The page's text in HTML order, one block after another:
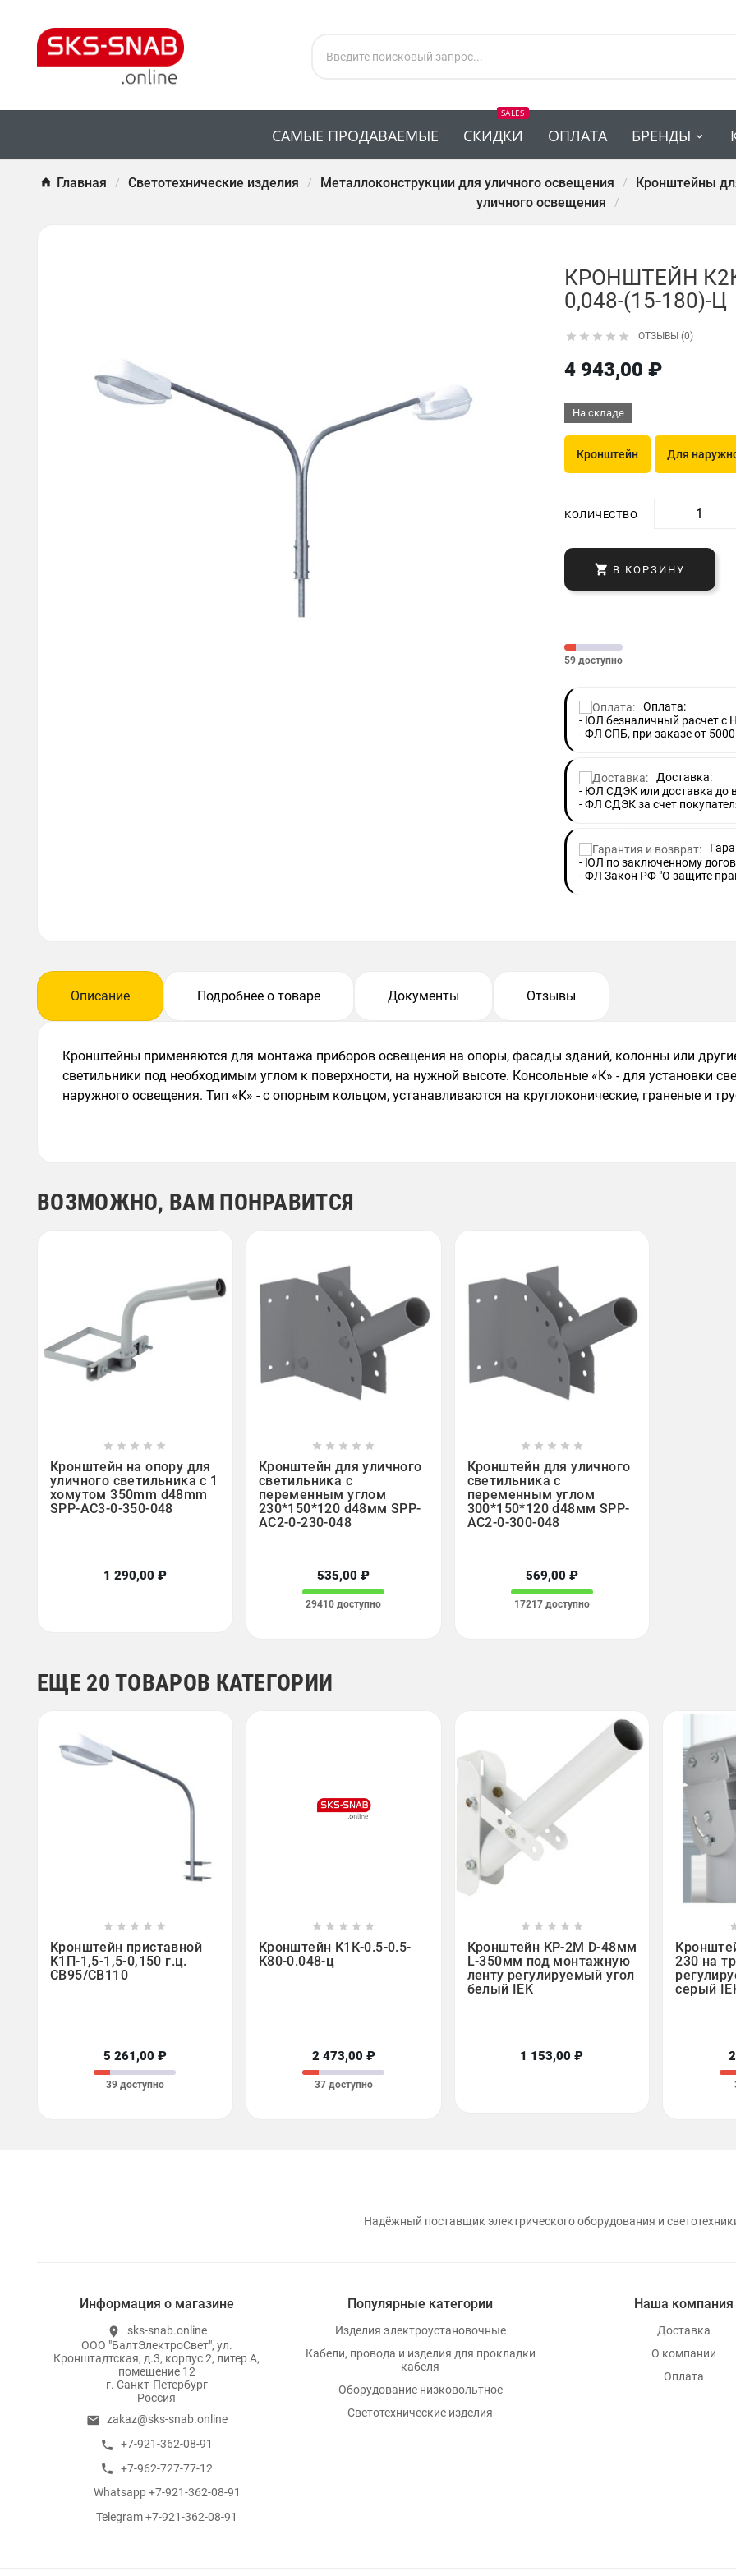
САМЫЕ ПРОДАВАЕМЫЕ СКИДКИ
SALES
ОПЛАТА БРЕНДЫ
Главная Светотехнические изделия Металлоконструкции для уличного освещения Кронштейны
уличного освещения
КРОНШТЕЙН
0,048-(15-180)-Ц
     ОТЗЫВЫ (0)
4 943,00 ₽
На складе
Кронштейн Для
КОЛИЧЕСТВО
 В КОРЗИНУ
59 доступно
Оплата:
- ЮЛ безналичный расчет с
- ФЛ СПБ, при заказе от
Доставка:
- ЮЛ СДЭК или доставка до
- ФЛ СДЭК за счет
- ЮЛ по заключенному
- ФЛ Закон РФ "О защите
Описание Подробнее о товаре Документы Отзывы
Кронштейны применяются для монтажа приборов освещения на опоры, фасады зданий, колонны или
светильники под необходимым углом к поверхности, на нужной высоте. Консольные «К» - для установки
наружного освещения. Тип «К» - с опорным кольцом, устанавливаются на круглоконические, граненые и
ВОЗМОЖНО, ВАМ ПОНРАВИТСЯ
    
Кронштейн на опору для
уличного светильника с 1
хомутом 350mm d48mm
SPP-AC3-0-350-048
1 290,00 ₽
    
Кронштейн для уличного
светильника с
переменным углом
230*150*120 d48мм SPP-
AC2-0-230-048
535,00 ₽
29410 доступно
    
Кронштейн для уличного
светильника с
переменным углом
300*150*120 d48мм SPP-
AC2-0-300-048
569,00 ₽
17217 доступно
ЕЩЕ 20 ТОВАРОВ КАТЕГОРИИ
    
Кронштейн приставной
К1П-1,5-1,5-0,150 г.ц.
СВ95/СВ110
5 261,00 ₽
39 доступно
    
Кронштейн К1К-0.5-0.5-
К80-0.048-ц
2 473,00 ₽
37 доступно
    
Кронштейн КР-2М D-48мм
L-350мм под монтажную
ленту регулируемый угол
белый IEK
1 153,00 ₽
230 на
серый
Надёжный поставщик электрического оборудования и
Информация о магазине
location_on
sks-snab.online
ООО "БалтЭлектроСвет", ул.
Кронштадтская, д.3, корпус 2, литер А,
помещение 12
г. Санкт-Петербург
Россия
email zakaz@sks-snab.online
call +7-921-362-08-91
call +7-962-727-77-12
whatsapp
Whatsapp +7-921-362-08-91
whatsapp
Telegram +7-921-362-08-91
Популярные категории
Изделия электроустановочные
Кабели, провода и изделия для прокладки
кабеля
Оборудование низковольтное
Светотехнические изделия
Наша компания
Доставка
О компании
Оплата